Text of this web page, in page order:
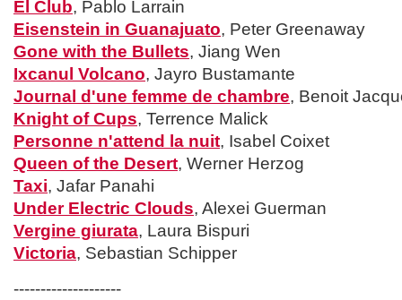
El Club, Pablo Larrain
Eisenstein in Guanajuato, Peter Greenaway
Gone with the Bullets, Jiang Wen
Ixcanul Volcano, Jayro Bustamante
Journal d'une femme de chambre, Benoit
Knight of Cups, Terrence Malick
Personne n'attend la nuit, Isabel Coixet
Queen of the Desert, Werner Herzog
Taxi, Jafar Panahi
Under Electric Clouds, Alexei Guerman
Vergine giurata, Laura Bispuri
Victoria, Sebastian Schipper
--------------------